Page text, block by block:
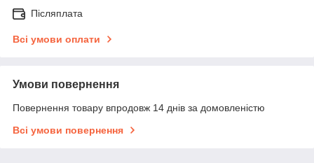
Післяплата
Всі умови оплати
Умови повернення
Повернення товару впродовж 14 днів за домовленістю
Всі умови повернення